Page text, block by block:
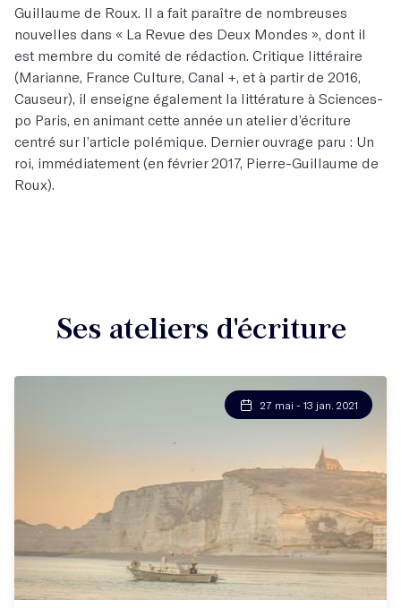
Guillaume de Roux. Il a fait paraître de nombreuses
nouvelles dans « La Revue des Deux Mondes », dont il
est membre du comité de rédaction. Critique littéraire
(Marianne, France Culture, Canal +, et à partir de 2016,
Causeur), il enseigne également la littérature à Sciences-
po Paris, en animant cette année un atelier d’écriture
centré sur l’article polémique. Dernier ouvrage paru : Un
roi, immédiatement (en février 2017, Pierre-Guillaume de
Roux).
Ses ateliers d'écriture
27 mai - 13 jan. 2021